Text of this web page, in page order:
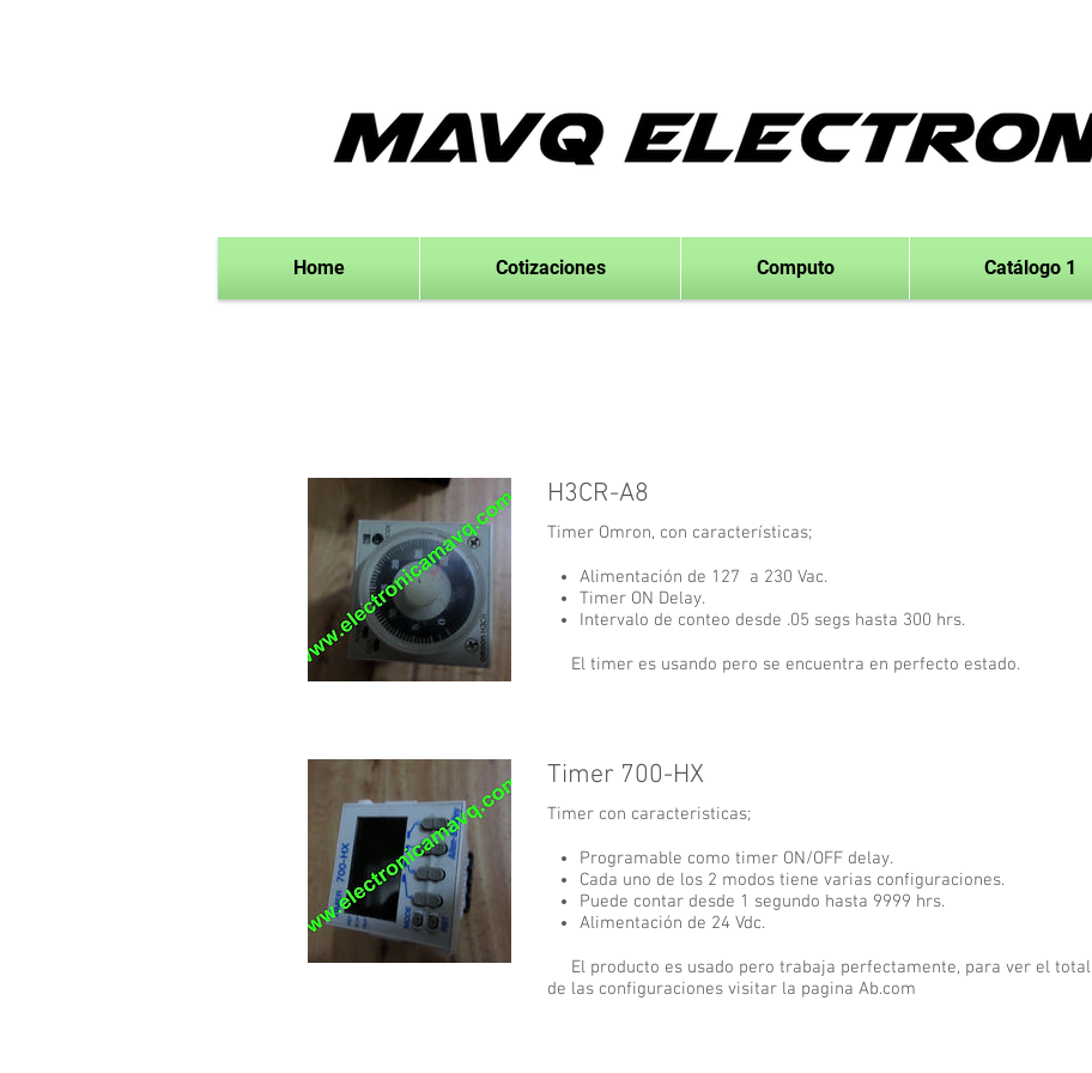
Home Cotizaciones Computo Catálogo 1
H3CR-A8
Timer Omron, con características;
Alimentación de 127 a 230 Vac.
Timer ON Delay.
Intervalo de conteo desde .05 segs hasta 300 hrs.
El timer es usando pero se encuentra en perfecto estado.
Timer 700-HX
Timer con caracteristicas;
Programable como timer ON/OFF delay.
Cada uno de los 2 modos tiene varias configuraciones.
Puede contar desde 1 segundo hasta 9999 hrs.
Alimentación de 24 Vdc.
El producto es usado pero trabaja perfectamente, para ver el total
de las configuraciones visitar la pagina Ab.com